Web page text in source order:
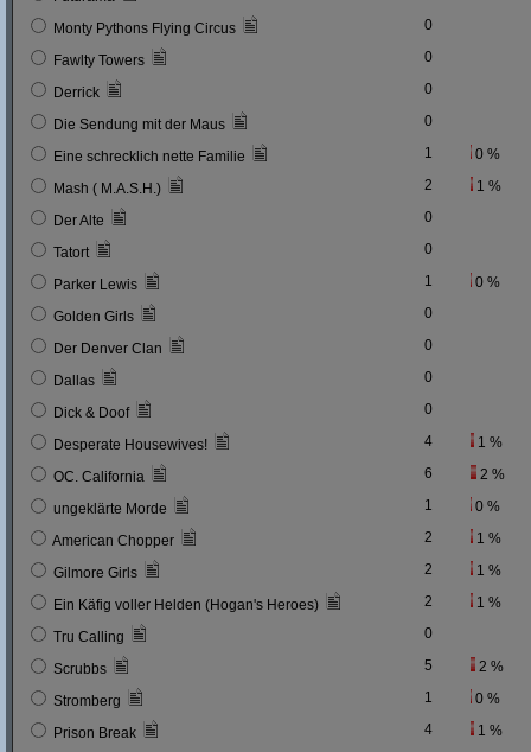
Monty Pythons Flying Circus 0
Fawlty Towers 0
Derrick 0
Die Sendung mit der Maus 0
Eine schrecklich nette Familie 1 0 %
Mash ( M.A.S.H.) 2 1 %
Der Alte 0
Tatort 0
Parker Lewis 1 0 %
Golden Girls 0
Der Denver Clan 0
Dallas 0
Dick & Doof 0
Desperate Housewives! 4 1 %
OC. California 6 2 %
ungeklärte Morde 1 0 %
American Chopper 2 1 %
Gilmore Girls 2 1 %
Ein Käfig voller Helden (Hogan's Heroes) 2 1 %
Tru Calling 0
Scrubbs 5 2 %
Stromberg 1 0 %
Prison Break 4 1 %